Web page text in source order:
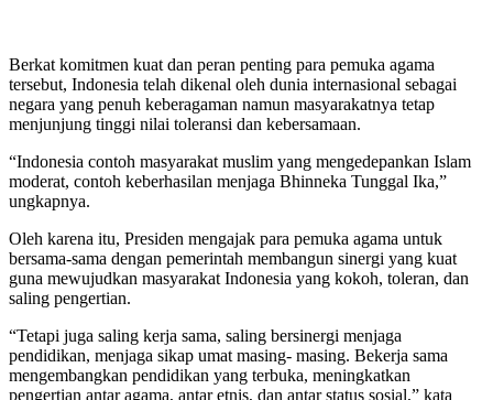
Berkat komitmen kuat dan peran penting para pemuka agama
tersebut, Indonesia telah dikenal oleh dunia internasional sebagai
negara yang penuh keberagaman namun masyarakatnya tetap
menjunjung tinggi nilai toleransi dan kebersamaan.
“Indonesia contoh masyarakat muslim yang mengedepankan Islam
moderat, contoh keberhasilan menjaga Bhinneka Tunggal Ika,”
ungkapnya.
Oleh karena itu, Presiden mengajak para pemuka agama untuk
bersama-sama dengan pemerintah membangun sinergi yang kuat
guna mewujudkan masyarakat Indonesia yang kokoh, toleran, dan
saling pengertian.
“Tetapi juga saling kerja sama, saling bersinergi menjaga
pendidikan, menjaga sikap umat masing- masing. Bekerja sama
mengembangkan pendidikan yang terbuka, meningkatkan
pengertian antar agama, antar etnis, dan antar status sosial,” kata